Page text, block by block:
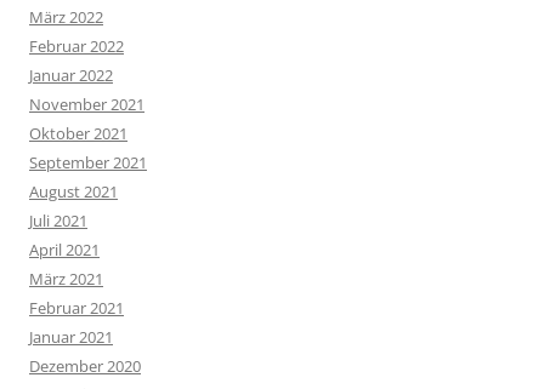
März 2022
Februar 2022
Januar 2022
November 2021
Oktober 2021
September 2021
August 2021
Juli 2021
April 2021
März 2021
Februar 2021
Januar 2021
Dezember 2020